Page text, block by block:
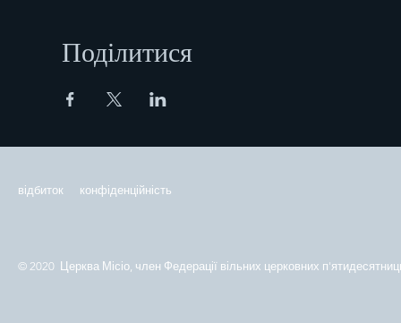
Поділитися
відбиток конфіденційність
© 2020 Церква Місіо, член Федерації вільних церковних